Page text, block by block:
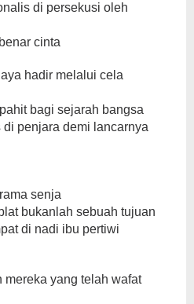
di persekusi oleh
cinta
hadir melalui cela
bagi sejarah bangsa
penjara demi lancarnya
senja
bukanlah sebuah tujuan
di nadi ibu pertiwi
yang telah wafat